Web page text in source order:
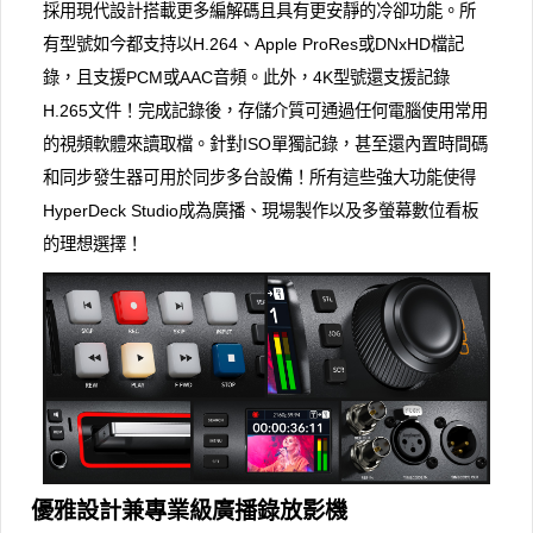
採用現代設計搭載更多編解碼且具有更安靜的冷卻功能。所
有型號如今都支持以H.264、Apple ProRes或DNxHD檔記
錄，且支援PCM或AAC音頻。此外，4K型號還支援記錄
H.265文件！完成記錄後，存儲介質可通過任何電腦使用常用
的視頻軟體來讀取檔。針對ISO單獨記錄，甚至還內置時間碼
和同步發生器可用於同步多台設備！所有這些強大功能使得
HyperDeck Studio成為廣播、現場製作以及多螢幕數位看板
的理想選擇！
優雅設計兼專業級廣播錄放影機